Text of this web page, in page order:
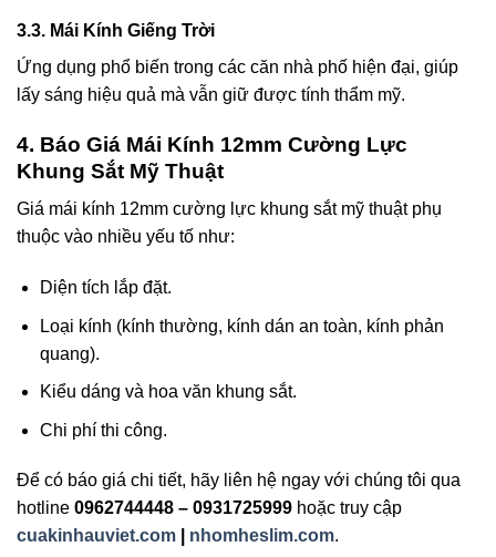
3.3. Mái Kính Giếng Trời
Ứng dụng phổ biến trong các căn nhà phố hiện đại, giúp
lấy sáng hiệu quả mà vẫn giữ được tính thẩm mỹ.
4. Báo Giá Mái Kính 12mm Cường Lực
Khung Sắt Mỹ Thuật
Giá mái kính 12mm cường lực khung sắt mỹ thuật phụ
thuộc vào nhiều yếu tố như:
Diện tích lắp đặt.
Loại kính (kính thường, kính dán an toàn, kính phản
quang).
Kiểu dáng và hoa văn khung sắt.
Chi phí thi công.
Để có báo giá chi tiết, hãy liên hệ ngay với chúng tôi qua
hotline 0962744448 – 0931725999 hoặc truy cập
cuakinhauviet.com
nhomheslim.com.